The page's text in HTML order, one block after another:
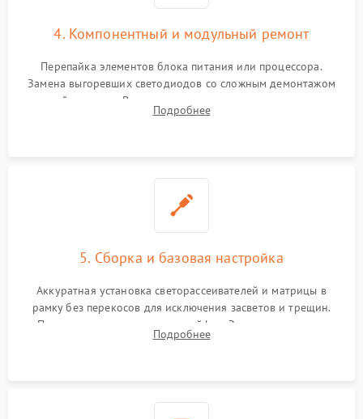
4. Компонентный и модульный ремонт
Перепайка элементов блока питания или процессора.
Замена выгоревших светодиодов со сложным демонтажом
хрупкой матрицы. Восстановление поврежденных дорожек,
прошивка микросхем памяти EEPROM
Подробнее
5. Сборка и базовая настройка
Аккуратная установка светорассеивателей и матрицы в
рамку без перекосов для исключения засветов и трещин.
Подключение внутренних шлейфов. Закрытие корпуса.
Сброс настроек и обновление программного обеспечения.
Подробнее